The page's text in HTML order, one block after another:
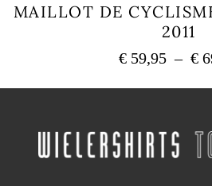
MAILLOT DE
2011
€ 59,95 – €
Les